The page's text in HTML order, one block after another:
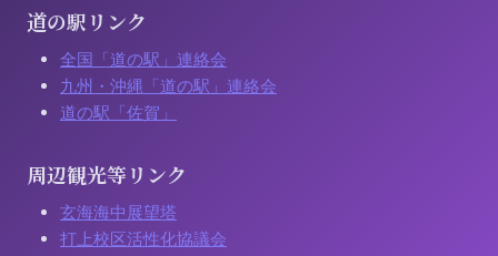
道の駅リンク
全国「道の駅」連絡会
九州・沖縄「道の駅」連絡会
道の駅「佐賀」
周辺観光等リンク
玄海海中展望塔
打上校区活性化協議会